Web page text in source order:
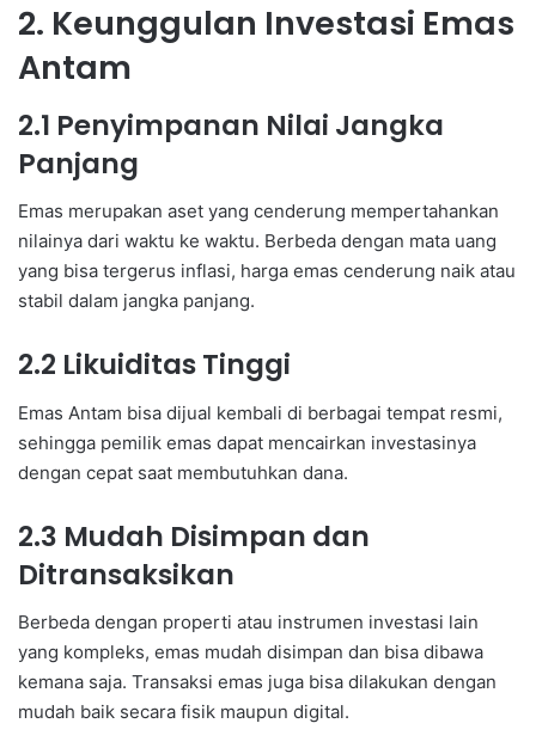
2. Keunggulan Investasi Emas
Antam
2.1 Penyimpanan Nilai Jangka
Panjang
Emas merupakan aset yang cenderung mempertahankan
nilainya dari waktu ke waktu. Berbeda dengan mata uang
yang bisa tergerus inflasi, harga emas cenderung naik atau
stabil dalam jangka panjang.
2.2 Likuiditas Tinggi
Emas Antam bisa dijual kembali di berbagai tempat resmi,
sehingga pemilik emas dapat mencairkan investasinya
dengan cepat saat membutuhkan dana.
2.3 Mudah Disimpan dan
Ditransaksikan
Berbeda dengan properti atau instrumen investasi lain
yang kompleks, emas mudah disimpan dan bisa dibawa
kemana saja. Transaksi emas juga bisa dilakukan dengan
mudah baik secara fisik maupun digital.